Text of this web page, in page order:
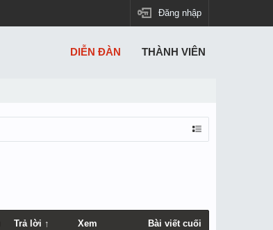
Đăng nhập
Trả lời ↑ Xem Bài viết cuối
DIỄN ĐÀN THÀNH VIÊN